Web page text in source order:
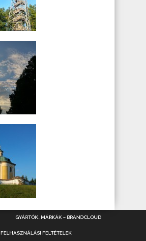
GYÁRTÓK, MÁRKÁK – BRANDCLOUD
FELHASZNÁLÁSI FELTÉTELEK